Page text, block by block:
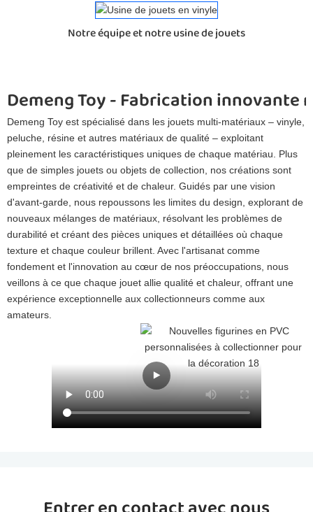
Notre équipe et notre usine de jouets
Demeng Toy - Fabrication
Demeng Toy est spécialisé dans les jouets multi-matériaux – vinyle,
peluche, résine et autres matériaux de qualité – exploitant
pleinement les caractéristiques uniques de chaque matériau. Plus
que de simples jouets ou objets de collection, nos créations sont
empreintes de créativité et de chaleur. Guidés par une vision
d'avant-garde, nous repoussons les limites du design, explorant de
nouveaux mélanges de matériaux, résolvant les problèmes de
durabilité et créant des pièces uniques et détaillées où chaque
texture et chaque couleur brillent. Avec l'artisanat comme
fondement et l'innovation au cœur de nos préoccupations, nous
veillons à ce que chaque jouet allie qualité et chaleur, offrant une
expérience exceptionnelle aux collectionneurs comme aux
amateurs.